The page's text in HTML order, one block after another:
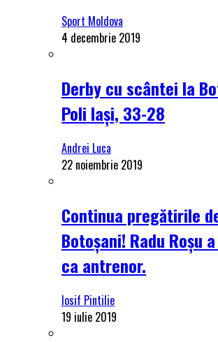
Sport Moldova
4 decembrie 2019
Derby cu scântei la
Poli Iași, 33-28
Andrei Luca
22 noiembrie 2019
Continua pregătirile
Botoșani! Radu Roșu
ca antrenor.
Iosif Pintilie
19 iulie 2019